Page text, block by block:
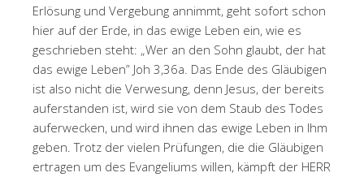
Erlösung und Vergebung annimmt, geht sofort schon
hier auf der Erde, in das ewige Leben ein, wie es
geschrieben steht: „Wer an den Sohn glaubt, der hat
das ewige Leben” Joh 3,36a. Das Ende des Gläubigen
ist also nicht die Verwesung, denn Jesus, der bereits
auferstanden ist, wird sie von dem Staub des Todes
auferwecken, und wird ihnen das ewige Leben in Ihm
geben. Trotz der vielen Prüfungen, die die Gläubigen
ertragen um des Evangeliums willen, kämpft der HERR